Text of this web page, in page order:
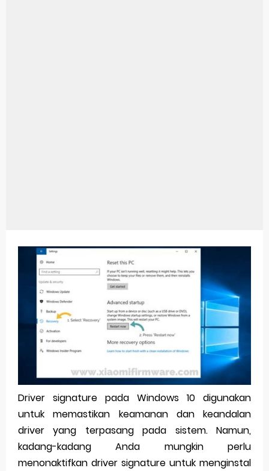
Bitcoin Miner Android: Apa Itu Dan Bagaimana Cara Menggunakannya
Pp Wa Couple Pasangan: Cara Terbaik Untuk Menjaga Hubungan
Cara Mengecek Windows Ori
Simpan Profil Ig Dengan Mudah
Aplikasi Togel Android: Solusi Praktis Untuk Pecinta Togel
Siap Video Call, tapi Download Aplikasinya Dulu, Abangku
Saturday, 8 August
Driver signature pada Windows 10 digunakan
untuk memastikan keamanan dan keandalan
driver yang terpasang pada sistem. Namun,
kadang-kadang Anda mungkin perlu
menonaktifkan driver signature untuk menginstal